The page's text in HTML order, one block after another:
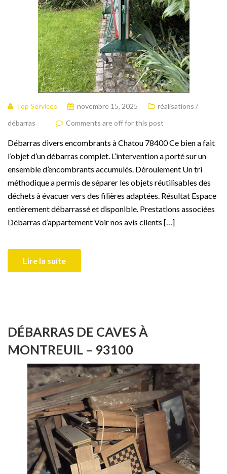
Top Services novembre 15, 2025
réalisations /
débarras
Comments are off for this post
Débarras divers encombrants à Chatou 78400 Ce bien a fait
l’objet d’un débarras complet. L’intervention a porté sur un
ensemble d’encombrants accumulés. Déroulement Un tri
méthodique a permis de séparer les objets réutilisables des
déchets à évacuer vers des filières adaptées. Résultat Espace
entièrement débarrassé et disponible. Prestations associées
Débarras d’appartement Voir nos avis clients […]
Lire la suite
DÉBARRAS DE CAVES À
MONTREUIL – 93100